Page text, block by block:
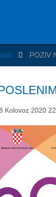
POZIV
Kolovoz 2020